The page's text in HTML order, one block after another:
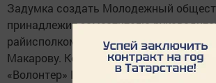
Задумка создать Молодежный
принадлежит заместителю
райисполкома по социальным
Макарову. Координатор
«Волонтер» Роберт Халиков